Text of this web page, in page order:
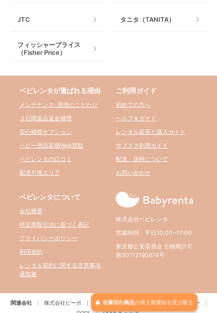
JTC タニタ（TANITA）
フィッシャープライス
（Fisher Price）
ベビレンタが選ばれる理由
メンテナンス･清掃のこだわり
３日間返品返金補償
安心補償オプション
ベビー用品高価Web買取
ベビレンタの口コミ
配送可能エリア
ご利用ガイド
初めての方へ
ヘルプ＆ガイド
レンタル延長と購入ガイド
サブスク利用ガイド
配送・送料について
お問い合わせ
ベビレンタについて
会社概要
特定商取引法に基づく表記
プライバシーポリシー
利用規約
レンタル契約に関する注意事項
通知書
株式会社ベビレンタ
営業時間：平日10:00~17:00
東京都公安委員会 古物商許可
第30112190674号
関連会社 株式会社ビーボ BELTA パルクレール
RE:アールイー
在庫切れ商品の再入荷通知を受け取る